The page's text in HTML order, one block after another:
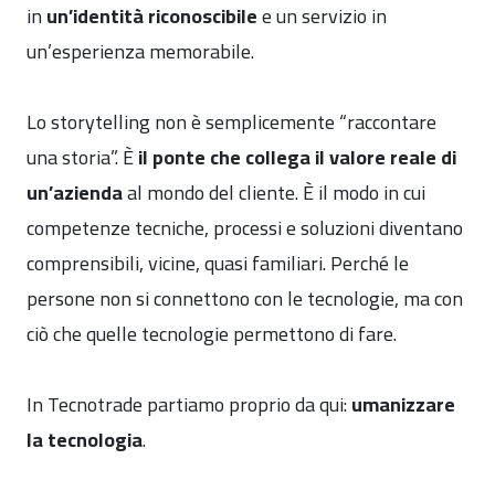
inun’identità riconoscibilee un servizio in
un’esperienza memorabile.
Lo storytelling non è semplicemente “raccontare
una storia”. Èil ponte che collega il valore reale di
un’aziendaal mondo del cliente. È il modo in cui
competenze tecniche, processi e soluzioni diventano
comprensibili, vicine, quasi familiari. Perché le
persone non si connettono con le tecnologie, ma con
ciò che quelle tecnologie permettono di fare.
In Tecnotrade partiamo proprio da qui:umanizzare
la tecnologia.